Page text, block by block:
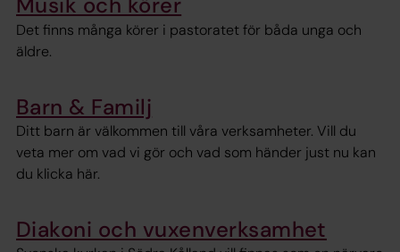
Det finns många körer i pastoratet för båda unga och
äldre.
Barn & Familj
Ditt barn är välkommen till våra verksamheter. Vill du
veta mer om vad vi gör och vad som händer just nu kan
du klicka här.
Diakoni och vuxenverksamhet